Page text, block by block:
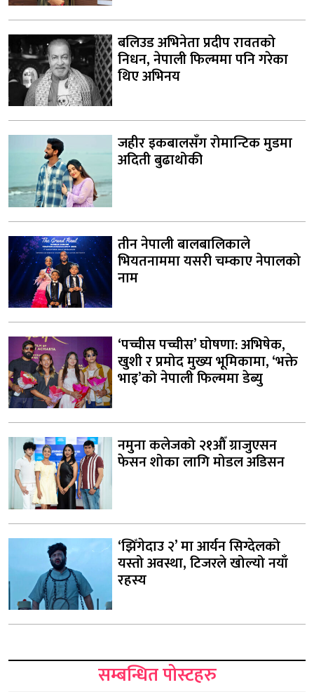
बलिउड अभिनेता प्रदीप रावतको
निधन, नेपाली फिल्ममा पनि गरेका
थिए अभिनय
जहीर इकबालसँग रोमान्टिक मुडमा
अदिती बुढाथोकी
तीन नेपाली बालबालिकाले
भियतनाममा यसरी चम्काए नेपालको
नाम
‘पच्चीस पच्चीस’ घोषणा: अभिषेक,
खुशी र प्रमोद मुख्य भूमिकामा, ‘भक्ते
भाइ’को नेपाली फिल्ममा डेब्यु
नमुना कलेजको २१औँ ग्राजुएसन
फेसन शोका लागि मोडल अडिसन
‘झिँगेदाउ २’ मा आर्यन सिग्देलको
यस्तो अवस्था, टिजरले खोल्यो नयाँ
रहस्य
सम्बन्धित पोस्टहरु